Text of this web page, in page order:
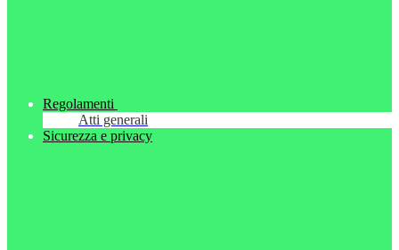
Regolamenti
Atti generali
Sicurezza e privacy